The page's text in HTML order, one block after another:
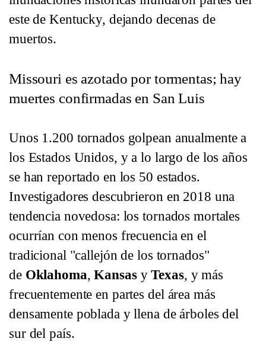
este de Kentucky, dejando decenas de
muertos.
Missouri es azotado por tormentas; hay
muertes confirmadas en San Luis
Unos 1.200 tornados golpean anualmente a
los Estados Unidos, y a lo largo de los años
se han reportado en los 50 estados.
Investigadores descubrieron en 2018 una
tendencia novedosa: los tornados mortales
ocurrían con menos frecuencia en el
tradicional "callejón de los tornados"
de Oklahoma,Kansas yTexas, y más
frecuentemente en partes del área más
densamente poblada y llena de árboles del
sur del país.